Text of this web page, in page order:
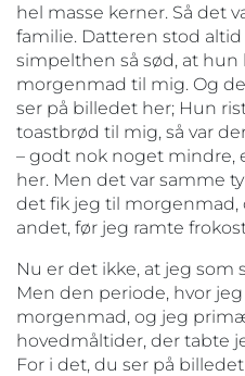
hel masse kerner. Så det
familie. Datteren stod
simpelthen så sød, at hun
morgenmad til mig. Og
ser på billedet her; Hun
toastbrød til mig, så var
– godt nok noget mindre,
her. Men det var samme
det fik jeg til morgenmad,
andet, før jeg ramte
Nu er det ikke, at jeg som
Men den periode, hvor
morgenmad, og jeg
hovedmåltider, der tabte
For i det, du ser på